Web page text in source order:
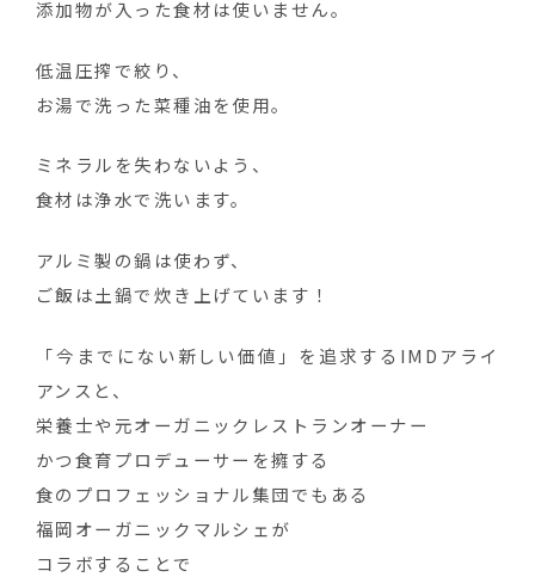
添加物が入った食材は使いません。
低温圧搾で絞り、
お湯で洗った菜種油を使用。
ミネラルを失わないよう、
食材は浄水で洗います。
アルミ製の鍋は使わず、
ご飯は土鍋で炊き上げています！
「今までにない新しい価値」を追求するIMDアライ
アンスと、
栄養士や元オーガニックレストランオーナー
かつ食育プロデューサーを擁する
食のプロフェッショナル集団でもある
福岡オーガニックマルシェが
コラボすることで